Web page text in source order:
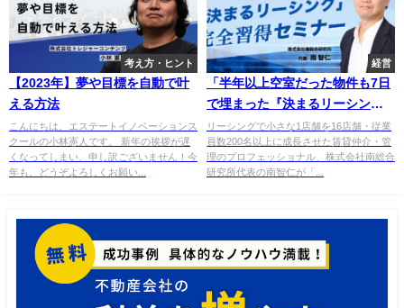
考え方・ヒント
【2023年】夢や目標を自動で叶
える方法
こんにちは。エステートイノベーションス
クールの小林憲人です。 新年の挨拶が遅
くなってしまい、申し訳ございません！今
年も、どうぞよろしくお願い...
経営
「半年以上空室だった物件も7日
で埋まった『決まるリーシン
グ』完全習得セミナー」を開催
します。
リーシングで小さな1店舗を16店舗・従業
員数200名以上に成長させた賃貸仲介・管
理のプロフェッショナル、株式会社南総合
研究所代表の南智仁が「...